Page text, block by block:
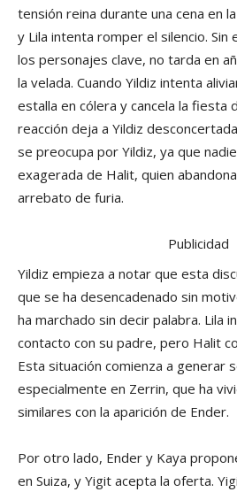
tensión reina durante una cena en
y Lila intenta romper el silencio. Sin
los personajes clave, no tarda en
la velada. Cuando Yildiz intenta
estalla en cólera y cancela la fiesta
reacción deja a Yildiz
se preocupa por Yildiz, ya que
exagerada de Halit, quien
arrebato de furia.
Publicidad
Yildiz empieza a notar que esta
que se ha desencadenado sin
ha marchado sin decir palabra. Lila
contacto con su padre, pero Halit
Esta situación comienza a generar
especialmente en Zerrin, que ha
similares con la aparición de Ender.
Por otro lado, Ender y Kaya
en Suiza, y Yigit acepta la oferta.